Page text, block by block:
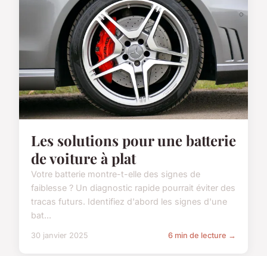
Les solutions pour une batterie
de voiture à plat
Votre batterie montre-t-elle des signes de
faiblesse ? Un diagnostic rapide pourrait éviter des
tracas futurs. Identifiez d'abord les signes d'une
bat...
30 janvier 2025 6 min de lecture →